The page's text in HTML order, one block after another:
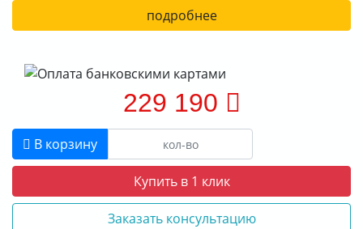
подробнее
229 190
В корзину
Купить в 1 клик
Заказать консультацию